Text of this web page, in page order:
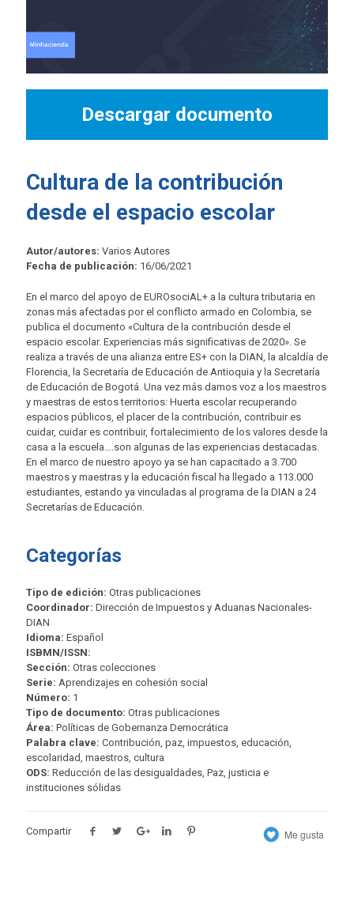
Descargar documento
Cultura de la contribución
desde el espacio escolar
Autor/autores: Varios Autores
Fecha de publicación: 16/06/2021
En el marco del apoyo de EUROsociAL+ a la cultura tributaria en
zonas más afectadas por el conflicto armado en Colombia, se
publica el documento «Cultura de la contribución desde el
espacio escolar. Experiencias más significativas de 2020». Se
realiza a través de una alianza entre ES+ con la DIAN, la alcaldía de
Florencia, la Secretaría de Educación de Antioquia y la Secretaría
de Educación de Bogotá. Una vez más damos voz a los maestros
y maestras de estos territorios: Huerta escolar recuperando
espacios públicos, el placer de la contribución, contribuir es
cuidar, cuidar es contribuir, fortalecimiento de los valores desde la
casa a la escuela….son algunas de las experiencias destacadas.
En el marco de nuestro apoyo ya se han capacitado a 3.700
maestros y maestras y la educación fiscal ha llegado a 113.000
estudiantes, estando ya vinculadas al programa de la DIAN a 24
Secretarías de Educación.
Categorías
Tipo de edición: Otras publicaciones
Coordinador: Dirección de Impuestos y Aduanas Nacionales-
DIAN
Idioma: Español
ISBMN/ISSN:
Sección: Otras colecciones
Serie: Aprendizajes en cohesión social
Número: 1
Tipo de documento: Otras publicaciones
Área: Políticas de Gobernanza Democrática
Palabra clave: Contribución, paz, impuestos, educación,
escolaridad, maestros, cultura
ODS: Reducción de las desigualdades, Paz, justicia e
instituciones sólidas
Compartir Me gusta